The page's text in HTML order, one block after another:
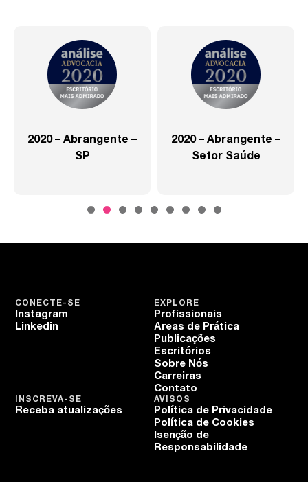
2020 – Abrangente –
SP
2020 – Abrangente –
Setor Saúde
EXPLORE
Profissionais
Áreas de Prática
Publicações
Escritórios
Sobre Nós
Carreiras
Contato
CONECTE-SE
Instagram
Linkedin
AVISOS
Política de Privacidade
Política de Cookies
Isenção de
Responsabilidade
INSCREVA-SE
Receba atualizações